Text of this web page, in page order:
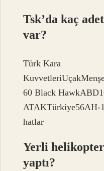
Tsk’da kaç
var?
Türk Kara
60 Black
ATAKTürkiye56AH-
hatlar
Yerli
yaptı?